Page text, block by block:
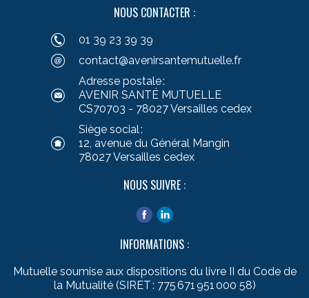
NOUS CONTACTER :
01 39 23 39 39
contact@avenirsantemutuelle.fr
Adresse postale :
AVENIR SANTÉ MUTUELLE
CS70703 - 78027 Versailles cedex
Siège social :
12, avenue du Général Mangin
78027 Versailles cedex
NOUS SUIVRE :
INFORMATIONS :
Mutuelle soumise aux dispositions du livre II du Code de
la Mutualité (SIRET : 775 671 951 000 58)